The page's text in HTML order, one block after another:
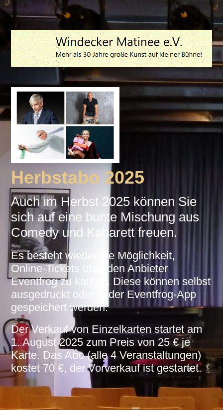
Herbstabo 2025
Auch im Herbst 2025 können Sie
sich auf eine bunte Mischung aus
Comedy und Kabarett freuen.
Es besteht wieder die Möglichkeit,
Online-Tickets über den Anbieter
Eventfrog zu kaufen. Diese können selbst
ausgedruckt oder in der Eventfrog-App
gespeichert werden.
Der Verkauf von Einzelkarten startet am
1. August 2025 zum Preis von 25 € je
Karte. Das Abo (alle 4 Veranstaltungen)
kostet 70 €, der Vorverkauf ist gestartet.